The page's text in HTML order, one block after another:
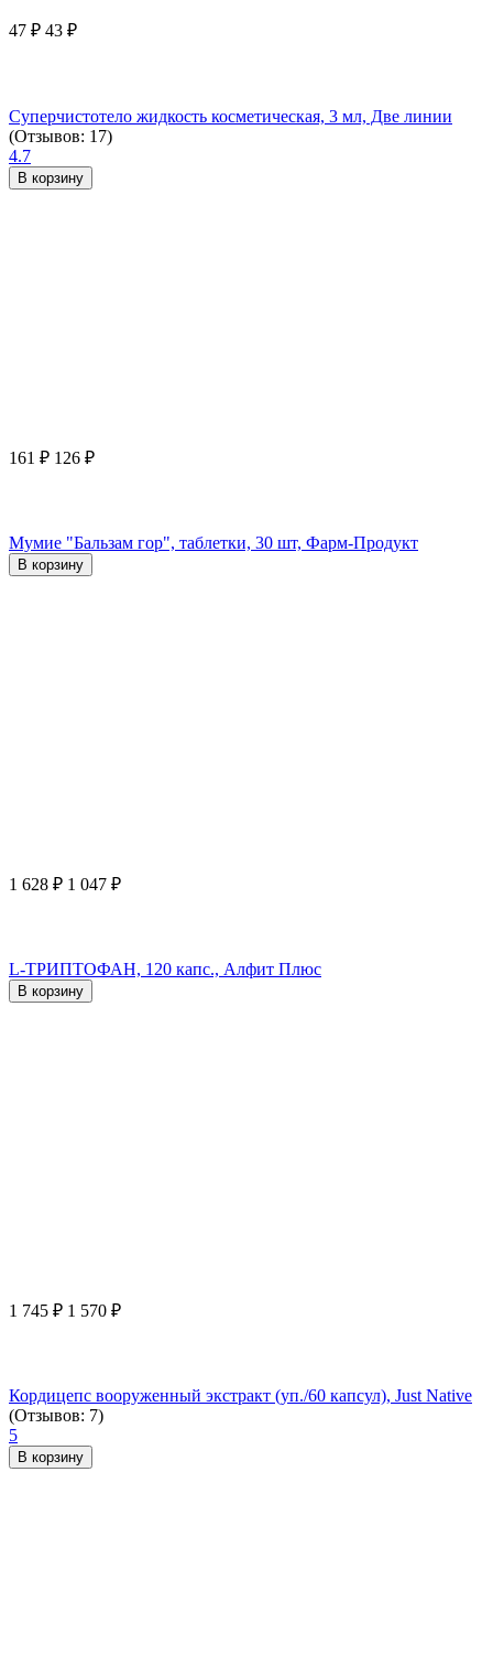
47 ₽ 43 ₽
Суперчистотело жидкость косметическая, 3 мл, Две линии
(Отзывов: 17)
4.7
В корзину
161 ₽ 126 ₽
Мумие "Бальзам гор", таблетки, 30 шт, Фарм-Продукт
В корзину
1 628 ₽ 1 047 ₽
L-ТРИПТОФАН, 120 капс., Алфит Плюс
В корзину
1 745 ₽ 1 570 ₽
Кордицепс вооруженный экстракт (уп./60 капсул), Just Native
(Отзывов: 7)
5
В корзину